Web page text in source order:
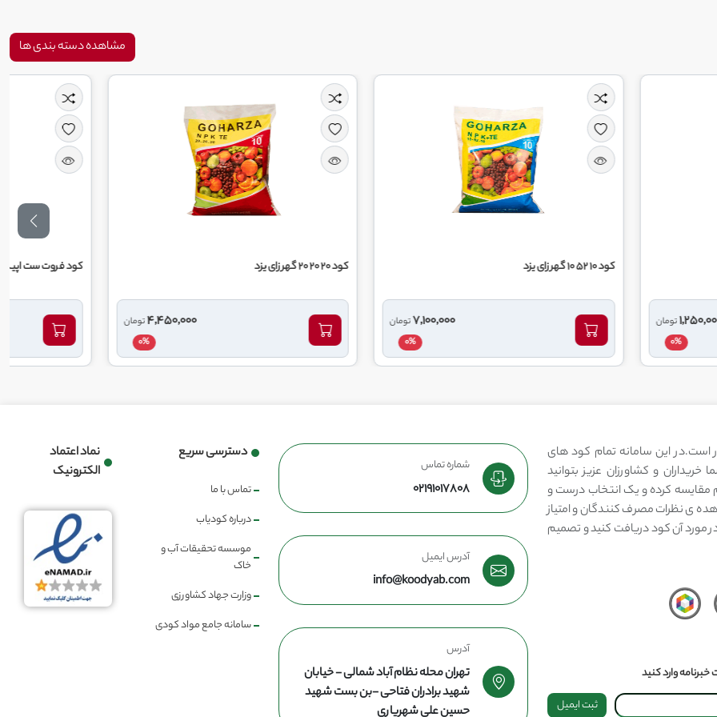
مشاهده دسته بندی ها
7,100,000
4,450,000
950,000
است.در این سامانه تمام کود های
و کشاورزان عزیز بتوانید
کرده و یک انتخاب درست و
ی نظرات مصرف کنندگان و امتیاز
مورد آن کود دریافت کنید و تصمیم
وارد کنید
ثبت ایمیل
شماره تماس
02191017808
آدرس ایمیل
info@koodyab.com
آدرس
تهران محله نظام آباد شمالی - خیابان
شهید برادران فتاحی -بن بست شهید
حسین علی شهریاری
دسترسی سریع
تماس با ما
درباره کودیاب
موسسه تحقیقات آب و
خاک
وزارت جهاد کشاورزی
سامانه جامع مواد کودی
نماد اعتماد
الکترونیک